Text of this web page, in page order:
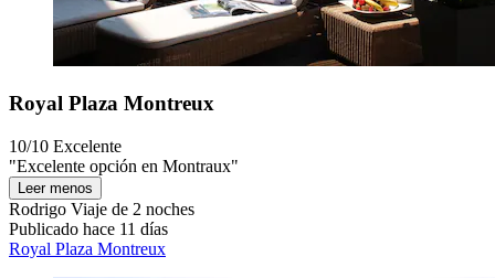
Royal Plaza Montreux
10/10 Excelente
"Excelente opción en Montraux"
Leer menos
Rodrigo Viaje de 2 noches
Publicado hace 11 días
Royal Plaza Montreux